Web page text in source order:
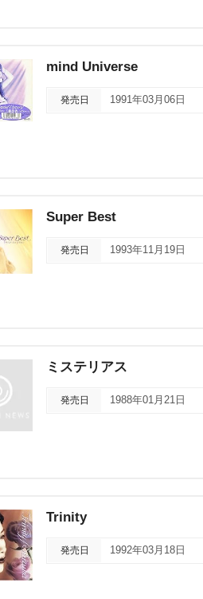
mind Universe
発売日 1991年03月06日
Super Best
発売日 1993年11月19日
ミステリアス
発売日 1988年01月21日
Trinity
発売日 1992年03月18日